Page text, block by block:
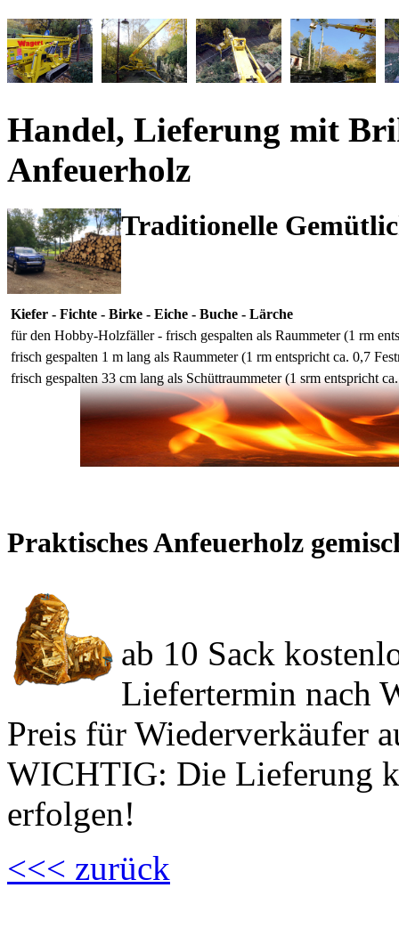
Handel, Lieferung mit
Anfeuerholz
Traditionelle
Kiefer - Fichte - Birke - Eiche - Buche - Lärche
für den Hobby-Holzfäller - frisch gespalten als Raummeter (1 rm
frisch gespalten 1 m lang als Raummeter (1 rm entspricht ca. 0,7
frisch gespalten 33 cm lang als Schüttraummeter (1 srm entspricht
Praktisches Anfeuerholz
ab 10 Sack
Liefertermin nach
Preis für Wiederverkäufer
WICHTIG: Die Lieferung
erfolgen!
<<< zurück